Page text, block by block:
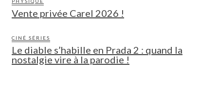
PHYSIQUE
Vente privée Carel 2026 !
CINÉ SÉRIES
Le diable s’habille en Prada 2 : quand la
nostalgie vire à la parodie !